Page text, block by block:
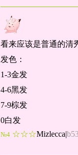
看来应该是普通的清
发色：
1-3金发
4-6黑发
7-9棕发
0白发
№4 ☆☆☆Mizlecca|